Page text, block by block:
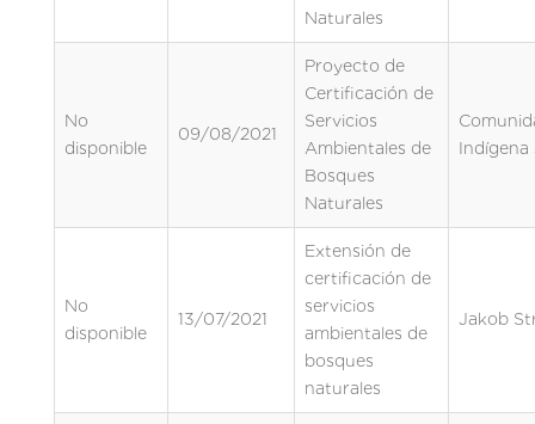
Naturales
No
disponible
09/08/2021
Proyecto de
Certificación de
Servicios
Ambientales de
Bosques
Naturales
Indígena
No
disponible
13/07/2021
Extensión de
certificación de
servicios
ambientales de
bosques
naturales
Jakob